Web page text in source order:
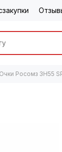
Очки Росомз ЗН55